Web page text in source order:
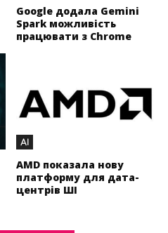
Google додала Gemini
Spark можливість
працювати з Chrome
AI
AMD показала нову
платформу для дата-
центрів ШІ